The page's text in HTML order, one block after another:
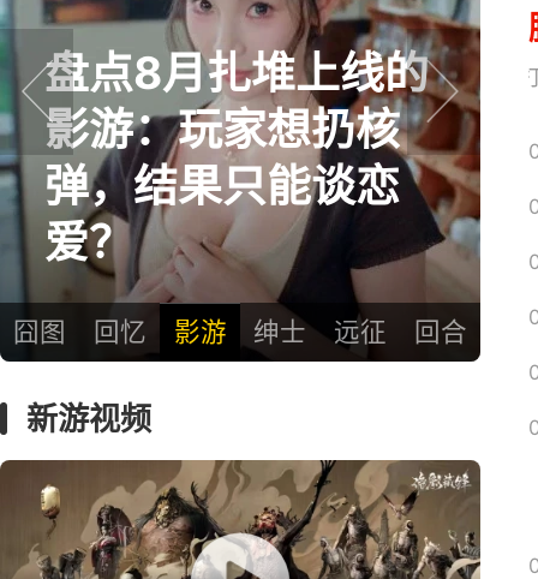
盘点8月扎堆上线的
影游：玩家想扔核
弹，结果只能谈恋
爱？
prev next
囧图 回忆 影游 绅士 远征 回合
新游视频
网易搜